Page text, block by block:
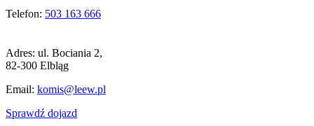
Telefon: 503 163 666
Adres: ul. Bociania 2,
82-300 Elbląg
Email: komis@leew.pl
Sprawdź dojazd